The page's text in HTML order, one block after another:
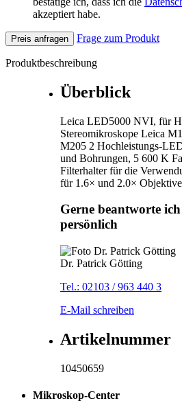
akzeptiert habe.
Preis anfragen Frage zum Produkt
Produktbeschreibung
Überblick
Leica LED5000 NVI, für
Stereomikroskope Leica
M205 2 Hochleistungs-
und Bohrungen, 5 600 K
Filterhalter für die
für 1.6× und 2.0×
Gerne beantworte
persönlich
Dr. Patrick Götting
Tel.: 02103 / 963 440 3
E-Mail schreiben
Artikelnummer
10450659
Mikroskop-Center